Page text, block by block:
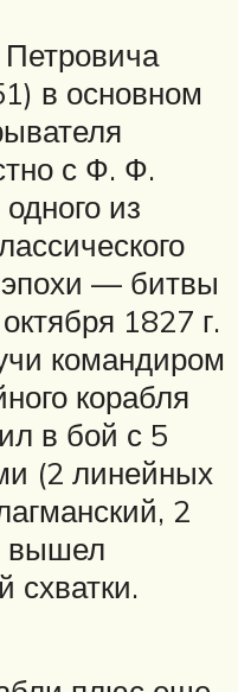
в основном
с Ф. Ф.
из
— битвы
1827 г.
командиром
корабля
в бой с 5
(2 линейных
2
вышел
схватки.